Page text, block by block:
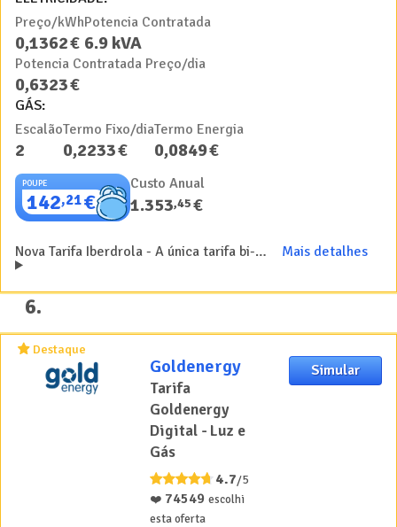
Preço/kWh
0,1362€
Potencia Contratada
6.9 kVA
Potencia Contratada Preço/dia
0,6323€
GÁS:
Escalão
2
Termo Fixo/dia
0,2233€
Termo Energia
0,0849€
POUPE
142,21€
Custo Anual
1.353,45€
Nova Tarifa Iberdrola - A única tarifa bi-horária do mercado que se adapta aos seus consumos diários Mais detalhes
6.
Destaque
Goldenergy
Tarifa
Goldenergy
Digital - Luz e
Gás
4.7/5
❤️ 74549 escolhi
esta oferta
Simular